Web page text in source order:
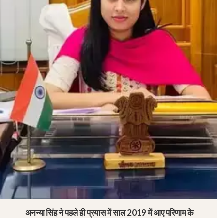
अनन्या सिंह ने पहले ही प्रयास में साल 2019 में आए परिणाम के